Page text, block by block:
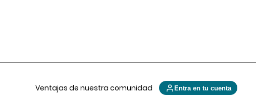
Ventajas de nuestra comunidad Entra en tu cuenta